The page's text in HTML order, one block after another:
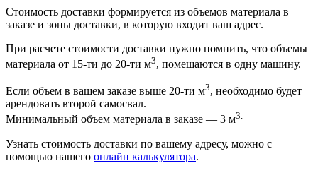
Стоимость доставки формируется из объемов материала в
заказе и зоны доставки, в которую входит ваш адрес.
При расчете стоимости доставки нужно помнить, что объемы
материала от 15-ти до 20-ти м3, помещаются в одну машину.
Если объем в вашем заказе выше 20-ти м3, необходимо будет
арендовать второй самосвал.
Минимальный объем материала в заказе — 3 м3.
Узнать стоимость доставки по вашему адресу, можно с
помощью нашего онлайн калькулятора.